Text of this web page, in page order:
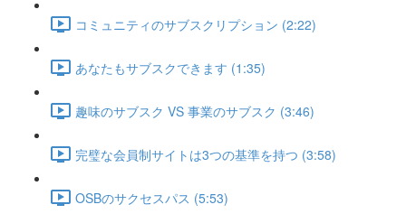
コミュニティのサブスクリプション (2:22)
あなたもサブスクできます (1:35)
趣味のサブスク VS 事業のサブスク (3:46)
完璧な会員制サイトは3つの基準を持つ (3:58)
OSBのサクセスパス (5:53)